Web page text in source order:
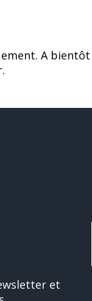
A bientôt
et